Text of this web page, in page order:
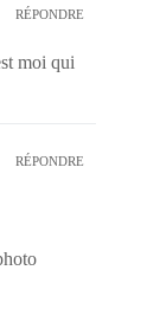
RÉPONDRE
moi qui
RÉPONDRE